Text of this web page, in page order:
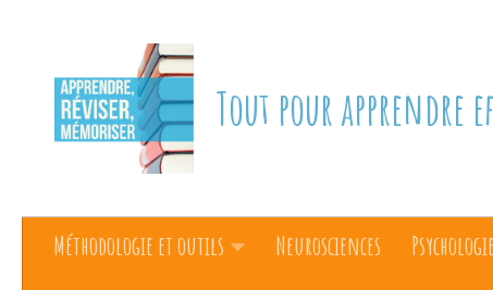
Tout pour apprendre
Méthodologie et outils Neurosciences Psychologie